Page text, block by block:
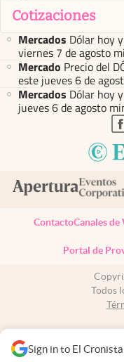
Sign in to El
Cotizaciones
Mercados Dólar hoy
viernes 7 de agosto
Mercado Precio del
este jueves 6 de
Mercados Dólar hoy
jueves 6 de agosto
ContactoCanales
Portal de
Todos
Tel: